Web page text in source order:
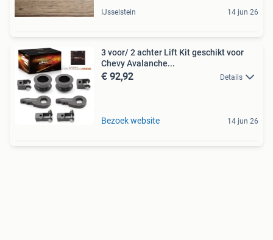
IJsselstein 14 jun 26
3 voor/ 2 achter Lift Kit geschikt voor
Chevy Avalanche...
€ 92,92 Details
Bezoek website 14 jun 26